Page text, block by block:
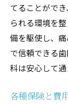
てることがで
られる環境を
備を駆使し、
で信頼できる
科は安心して通
各種保険と費